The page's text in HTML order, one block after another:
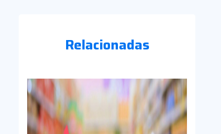
Relacionadas